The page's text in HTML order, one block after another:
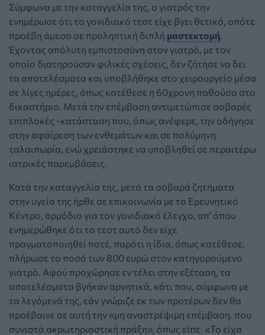
Σύμφωνα με την καταγγελία της, ο γιατρός την
ενημέρωσε ότι το γονιδιακό τεστ είχε βγει θετικό, οπότε
προέβη άμεσα σε προληπτική διπλή μαστεκτομή
Έχοντας απόλυτη εμπιστοσύνη στον γιατρό, με τον
οποίο διατηρούσαν φιλικές σχέσεις, δεν ζήτησε να δει
τα αποτελέσματα και υποβλήθηκε στο χειρουργείο μέσα
σε λίγες ημέρες, όπως κατέθεσε η 60χρονη παθούσα στο
δικαστήριο. Μετά την επέμβαση αντιμετώπισε σοβαρές
επιπλοκές -κατάσταση που, όπως ανέφερε, την οδήγησε
στην αφαίρεση των ενθεμάτων και σε πολύμηνη
ταλαιπωρία, ενώ χρειάστηκε να υποβληθεί σε περαιτέρω
ιατρικές παρεμβάσεις.
Κατά την καταγγελία της, μετά τα σοβαρά ζητήματα
στην υγεία της ήρθε σε επικοινωνία με το Ερευνητικό
Κέντρο, αρμόδιο για τον γονιδιακό έλεγχο, απ' όπου
ενημερώθηκε ότι το τεστ αυτό δεν είχε
πραγματοποιηθεί ποτέ, παρότι η ίδια, όπως κατέθεσε,
πλήρωσε το ποσό των 800 ευρώ στον κατηγορούμενο
γιατρό. Αφού προχώρησε εν τέλει στην εξέταση, τα
αποτελέσματα βγήκαν αρνητικά, κάτι που, σύμφωνα με
τα λεγόμενά της, εάν γνώριζε εκ των προτέρων δεν θα
προέβαινε σε αυτή την «μη αναστρέψιμη επέμβαση. που
συνιστά ακρωτηριαστική πράξη», όπως είπε. «Το είχα